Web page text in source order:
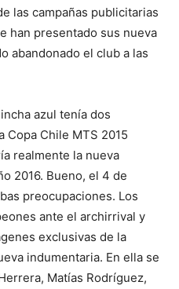
las campañas publicitarias
han presentado sus nueva
abandonado el club a las
azul tenía dos
Copa Chile MTS 2015
realmente la nueva
2016. Bueno, el 4 de
preocupaciones. Los
ante el archirrival y
exclusivas de la
indumentaria. En ella se
Matías Rodríguez,